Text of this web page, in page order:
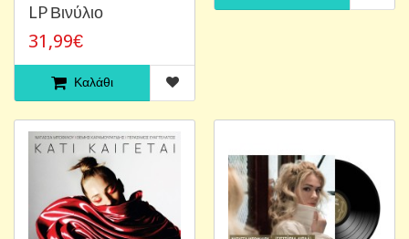
LP Βινύλιο
31,99€
Καλάθι